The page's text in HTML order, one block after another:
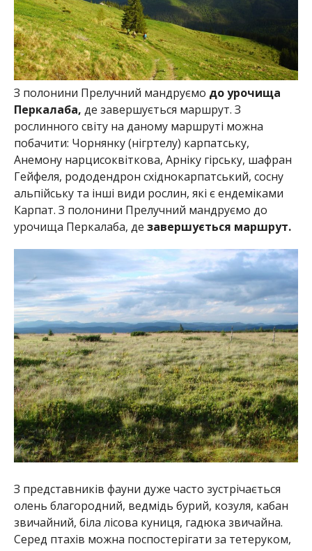
З полонини Прелучний мандруємо до урочища
Перкалаба, де завершується маршрут. З
рослинного світу на даному маршруті можна
побачити: Чорнянку (нігртелу) карпатську,
Анемону нарцисоквіткова, Арніку гірську, шафран
Гейфеля, рододендрон східнокарпатський, сосну
альпійську та інші види рослин, які є ендеміками
Карпат. З полонини Прелучний мандруємо до
урочища Перкалаба, де завершується маршрут.
З представників фауни дуже часто зустрічається
олень благородний, ведмідь бурий, козуля, кабан
звичайний, біла лісова куниця, гадюка звичайна.
Серед птахів можна поспостерігати за тетеруком,